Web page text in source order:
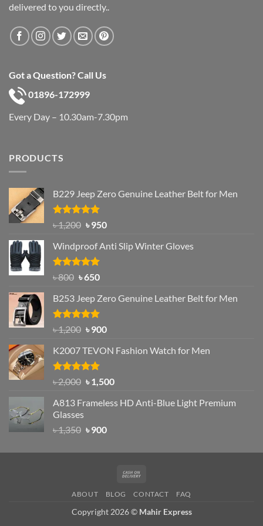
delivered to you directly..
Got a Question? Call Us
01896-172999
Every Day – 10.30am-7.30pm
PRODUCTS
B229 Jeep Zero Genuine Leather Belt for Men
Rated4.92
out of 5
৳1,200 Original
was:
৳ 1,200.
৳950Current
is:
Windproof Anti Slip Winter Gloves
Rated4.97
৳800 Original
was:
৳ 800.
৳650Current
is:
৳ 650.
B253 Jeep Zero Genuine Leather Belt for Men
Rated5.00
out of 5
৳1,200 Original
was:
৳ 1,200.
৳900Current
is:
K2007 TEVON Fashion Watch for Men
Rated4.93
out of 5
৳2,000 Original
was:
৳1,500Current
is:
A813 Frameless HD Anti-Blue Light Premium
Glasses
৳1,350 Original
was:
৳900Current
is:
Delivery
ABOUT BLOG CONTACT FAQ
Copyright 2026 © Mahir Express